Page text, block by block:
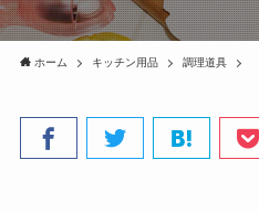
ホーム キッチン用品 調理道具